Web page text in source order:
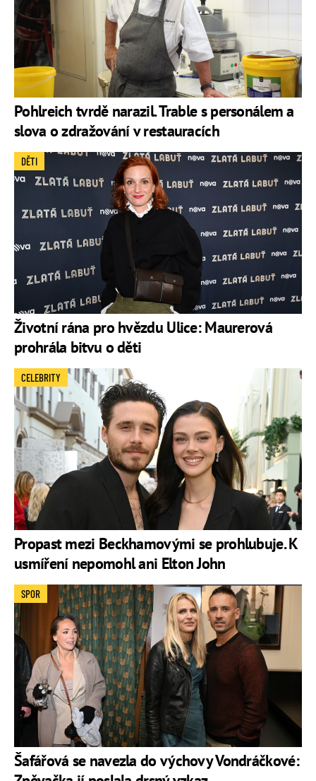
Pohlreich tvrdě narazil. Trable s personálem a
slova o zdražování v restauracích
Životní rána pro hvězdu Ulice: Maurerová
prohrála bitvu o děti
DĚTI
Propast mezi Beckhamovými se prohlubuje. K
usmíření nepomohl ani Elton John
CELEBRITY
Šafářová se navezla do výchovy Vondráčkové:
SPOR